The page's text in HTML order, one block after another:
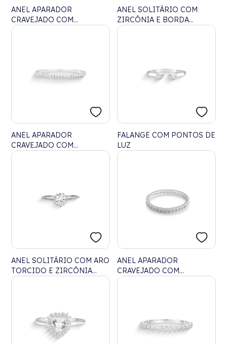
ANEL APARADOR
CRAVEJADO COM
ZIRCÔNIAS EM NAVETE
ANEL SOLITÁRIO COM
ZIRCÔNIA E BORDA
DETALHADA
ANEL APARADOR
CRAVEJADO COM
ZIRCÔNIAS
FALANGE COM PONTOS DE
LUZ
ANEL SOLITÁRIO COM ARO
TORCIDO E ZIRCÔNIA
CRISTAL
ANEL APARADOR
CRAVEJADO COM
ZIRCÔNIAS